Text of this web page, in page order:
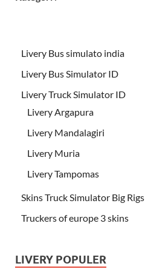
Livery Bus simulato india
Livery Bus Simulator ID
Livery Truck Simulator ID
Livery Argapura
Livery Mandalagiri
Livery Muria
Livery Tampomas
Skins Truck Simulator Big Rigs
Truckers of europe 3 skins
LIVERY POPULER